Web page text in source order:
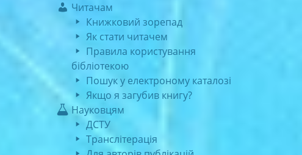
Читачам
Книжковий зорепад
Як стати читачем
Правила користування
бібліотекою
Пошук у електроному каталозі
Якщо я загубив книгу?
Науковцям
ДСТУ
Транслітерація